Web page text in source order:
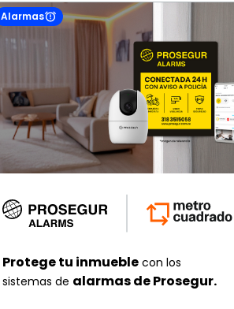
Alarmas
Protege tu inmueble con los
sistemas de alarmas de Prosegur.